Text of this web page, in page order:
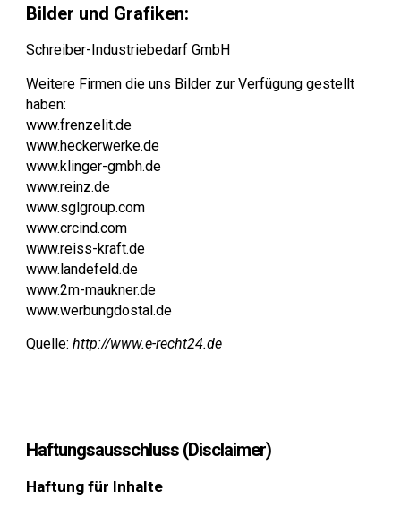
Bilder und Grafiken:
Schreiber-Industriebedarf GmbH
Weitere Firmen die uns Bilder zur Verfügung gestellt
haben:
www.frenzelit.de
www.heckerwerke.de
www.klinger-gmbh.de
www.reinz.de
www.sglgroup.com
www.crcind.com
www.reiss-kraft.de
www.landefeld.de
www.2m-maukner.de
www.werbungdostal.de
Quelle:http://www.e-recht24.de
Haftungsausschluss (Disclaimer)
Haftung für Inhalte